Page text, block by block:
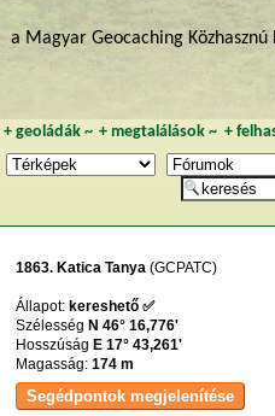
a Magyar Geocaching
+ geoládák~ +megtalálások ~ +
1863. Katica Tanya (GCPATC)
Állapot: kereshető ✅
Szélesség N 46° 16,776'
Hosszúság E 17° 43,261'
Magasság:174 m